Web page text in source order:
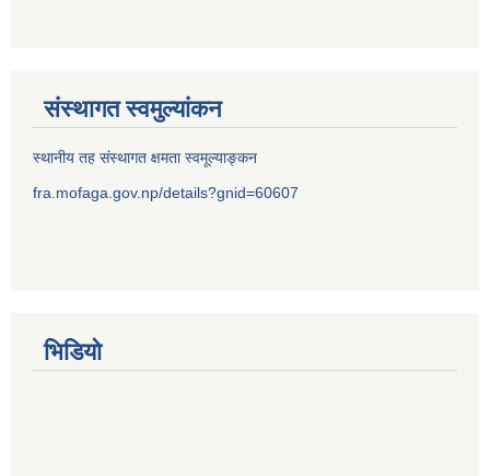
संस्थागत स्वमुल्यांकन
स्थानीय तह संस्थागत क्षमता स्वमूल्याङ्कन
fra.mofaga.gov.np/details?gnid=60607
भिडियो